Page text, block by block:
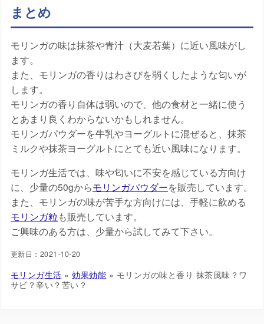
まとめ
モリンガの味は抹茶や青汁（大麦若葉）に近い風味がし
ます。
また、モリンガの香りはわさびを弱くしたような匂いが
します。
モリンガの香り自体は弱いので、他の食材と一緒に使う
とあまり良くわからないかもしれません。
モリンガパウダーを牛乳やヨーグルトに混ぜると、抹茶
ミルクや抹茶ヨーグルトにとても近い風味になります。
モリンガ生活では、味や匂いに不安を感じている方向け
に、少量の50gからモリンガパウダーを販売しています。
また、モリンガの味が苦手な方向けには、手軽に飲める
モリンガ粒も販売しています。
ご興味のある方は、少量から試してみて下さい。
更新日：2021-10-20
モリンガ生活 »効果効能 » モリンガの味と香り 抹茶風味？ワ
サビ？辛い？苦い？